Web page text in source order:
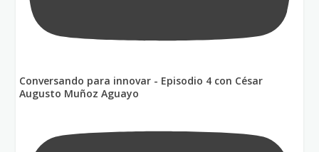
Conversando para innovar - Episodio 4 con César
Augusto Muñoz Aguayo